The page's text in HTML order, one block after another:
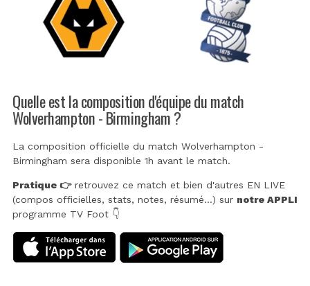
Quelle est la composition d'équipe du match
Wolverhampton - Birmingham ?
La composition officielle du match Wolverhampton -
Birmingham sera disponible 1h avant le match.
Pratique 👉retrouvez ce match et bien d'autres EN LIVE
(compos officielles, stats, notes, résumé...) sur notre APPLI
programme TV Foot 👇